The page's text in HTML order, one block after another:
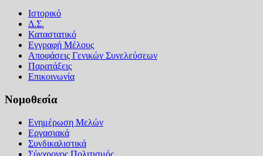
Ιστορικό
Δ.Σ.
Καταστατικό
Εγγραφή Μέλους
Αποφάσεις Γενικών Συνελεύσεων
Παρατάξεις
Επικοινωνία
Νομοθεσία
Ενημέρωση Μελών
Εργασιακά
Συνδικαλιστικά
Σύγχρονος Πολιτισμός